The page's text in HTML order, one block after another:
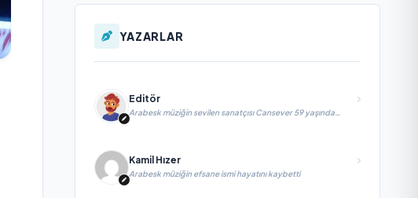
YAZARLAR
Editör
Arabesk müziğin sevilen sanatçısı Cansever 59 yaşında
yaşamını yitirdi
Kamil Hızer
Arabesk müziğin efsane ismi hayatını kaybetti